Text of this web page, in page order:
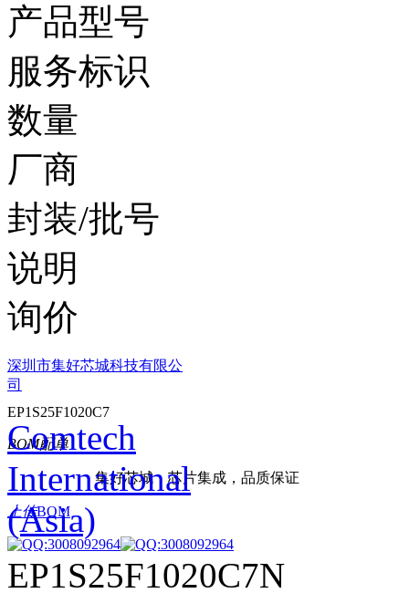
产品型号
服务标识
数量
厂商
封装/批号
说明
询价
深圳市集好芯城科技有限公
司
EP1S25F1020C7
BOM配单
集好芯城，芯片集成，品质保证
上传BOM
Comtech
International
(Asia)
EP1S25F1020C7N